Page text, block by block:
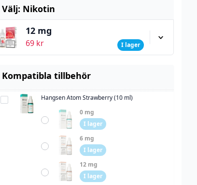
Välj: Nikotin
12 mg
69 kr I lager
Kompatibla tillbehör
Hangsen
Strawberry
Hangsen Atom Strawberry (10 ml)
0 mg
I lager
6 mg
I lager
12 mg
I lager